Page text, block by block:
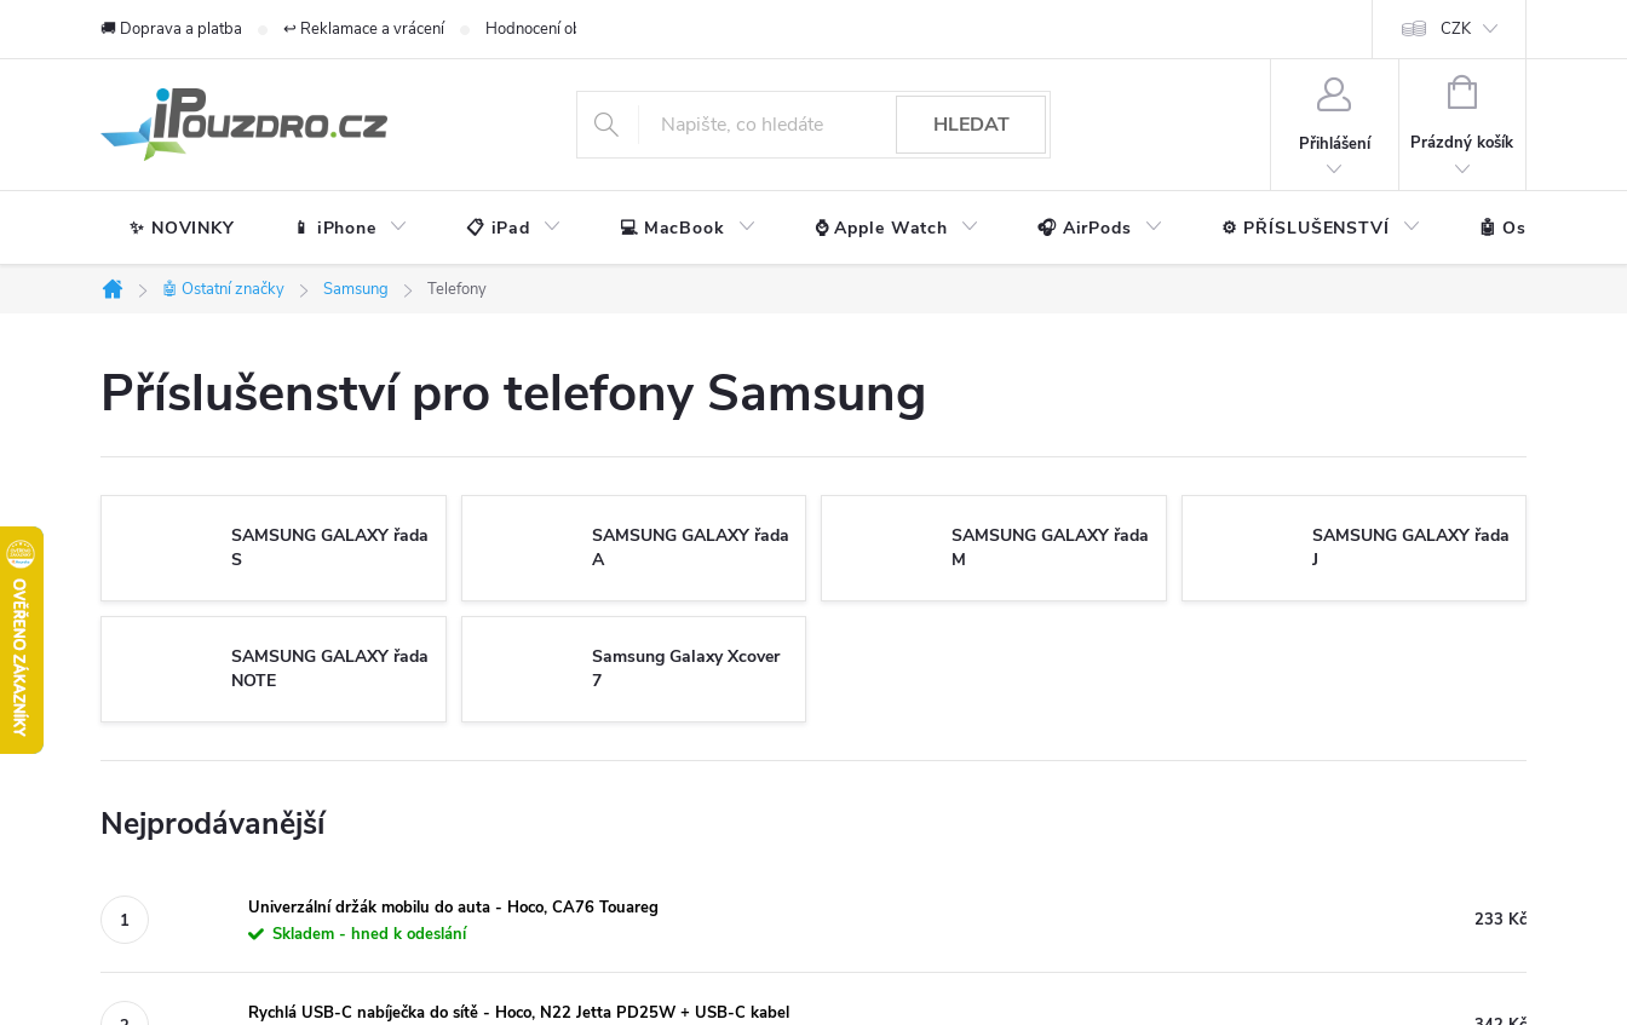
🚚 Doprava a platba ↩️ Reklamace a vrácení Hodnocení obchodu CZK
HLEDAT
Přihlášení
NÁKUPNÍ
Prázdný košík
✨ NOVINKY 📱 iPhone 📋 iPad 💻 MacBook ⌚ Apple Watch 🎧 AirPods ⚙️ PŘÍSLUŠENSTVÍ 🤖 Ostatní
Domů
🤖 Ostatní značky Samsung Telefony
Příslušenství pro telefony Samsung
SAMSUNG GALAXY řada
S
SAMSUNG GALAXY řada
A
SAMSUNG GALAXY řada
M
SAMSUNG GALAXY řada
J
SAMSUNG GALAXY řada
NOTE
Samsung Galaxy Xcover
7
Nejprodávanější
Univerzální držák mobilu do auta - Hoco, CA76 Touareg
Skladem - hned k odeslání
233 Kč
Rychlá USB-C nabíječka do sítě - Hoco, N22 Jetta PD25W + USB-C kabel